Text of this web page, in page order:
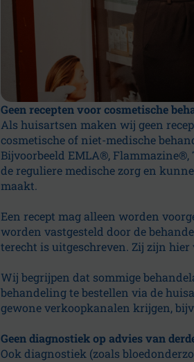
Geen recepten voor cosmetische
Als huisartsen maken wij geen
cosmetische of niet-medische
Bijvoorbeeld EMLA®,
de reguliere medische zorg en
maakt.
Een recept mag alleen worden
worden vastgesteld door de
terecht is uitgeschreven. Zij zijn
Wij begrijpen dat sommige
behandeling te bestellen via de
gewone verkoopkanalen krijgen,
Geen diagnostiek op advies van
Ook diagnostiek (zoals